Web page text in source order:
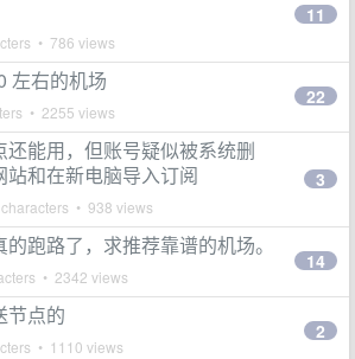
• 786 views
11
左右的机场
• 2255 views
22
还能用，但账号疑似被系统删
站和在新电脑导入订阅
• 938 views
3
跑路了，求推荐靠谱的机场。
• 2342 views
14
节点的
• 1110 views
2